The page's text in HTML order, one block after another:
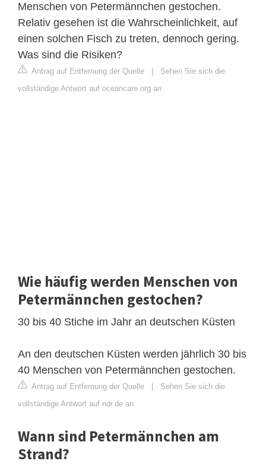
Menschen von Petermännchen gestochen.
Relativ gesehen ist die Wahrscheinlichkeit, auf
einen solchen Fisch zu treten, dennoch gering.
Was sind die Risiken?
Antrag auf Entfernung der Quelle
Sehen Sie sich die
vollständige Antwort auf oceancare.org an
Wie häufig werden Menschen von
Petermännchen gestochen?
30 bis 40 Stiche im Jahr an deutschen Küsten
An den deutschen Küsten werden jährlich 30 bis
40 Menschen von Petermännchen gestochen.
Antrag auf Entfernung der Quelle
Sehen Sie sich die
vollständige Antwort auf ndr.de an
Wann sind Petermännchen am
Strand?